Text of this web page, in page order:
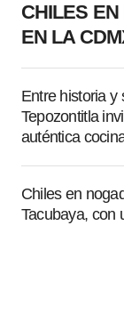
CHILES
EN LA
Entre historia y
Tepozontitla
auténtica
Chiles en
Tacubaya, con